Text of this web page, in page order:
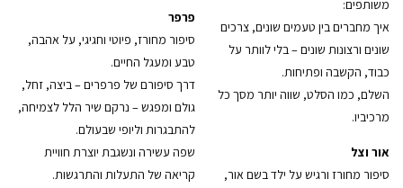
משותפים:
איך מחברים בין טעמים שונים, צרכים
שונים ורצונות שונים – בלי לוותר על
כבוד, הקשבה ופתיחות.
השלם, כמו הסלט, שווה יותר מסך כל
מרכיביו.
אור וצל
סיפור מחורז ורגיש על ילד בשם אור,
פרפר
סיפור מחורז, פיוטי וחגיגי, על אהבה,
טבע ומעגל החיים.
דרך סיפורם של פרפרים – ביצה, זחל,
גולם ומפגש – נרקם שיר הלל לצמיחה,
להתבגרות וליופי שבעולם.
שפה עשירה ונשגבת יוצרת חוויית
קריאה של התעלות והתרגשות.